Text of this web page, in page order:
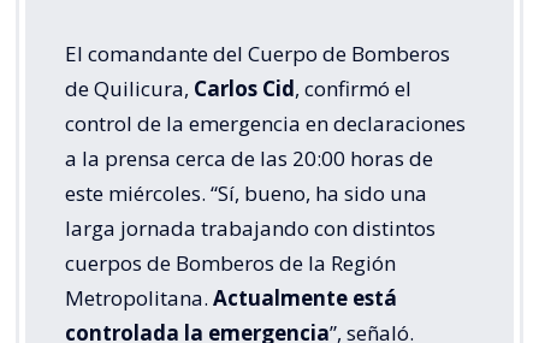
El comandante del Cuerpo de Bomberos
de Quilicura, Carlos Cid, confirmó el
control de la emergencia en declaraciones
a la prensa cerca de las 20:00 horas de
este miércoles. “Sí, bueno, ha sido una
larga jornada trabajando con distintos
cuerpos de Bomberos de la Región
Metropolitana. Actualmente está
controlada la emergencia”, señaló.